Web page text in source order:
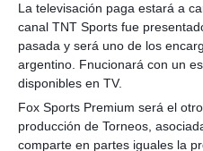
La televisación paga estará a
canal TNT Sports fue
pasada y será uno de los
argentino. Fnucionará con un
disponibles en TV.
Fox Sports Premium será el
producción de Torneos,
comparte en partes iguales la